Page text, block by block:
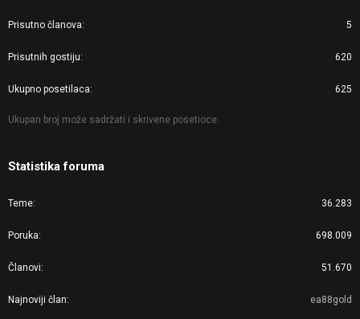
Prisutno članova 5
Prisutnih gostiju 620
Ukupno posetilaca 625
Ukupan broj može sadržati i skrivene posetioce.
Statistika foruma
Teme 36.283
Poruka 698.009
Članovi 51.670
Najnoviji član ea88gold